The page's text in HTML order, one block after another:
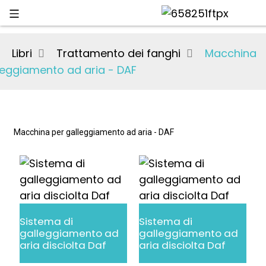
Libri Trattamento dei fanghi
Macchina
ad aria - DAF
Macchina per galleggiamento ad aria - DAF
Sistema di
galleggiamento ad
aria disciolta Daf
Sistema di
galleggiamento ad
aria disciolta Daf